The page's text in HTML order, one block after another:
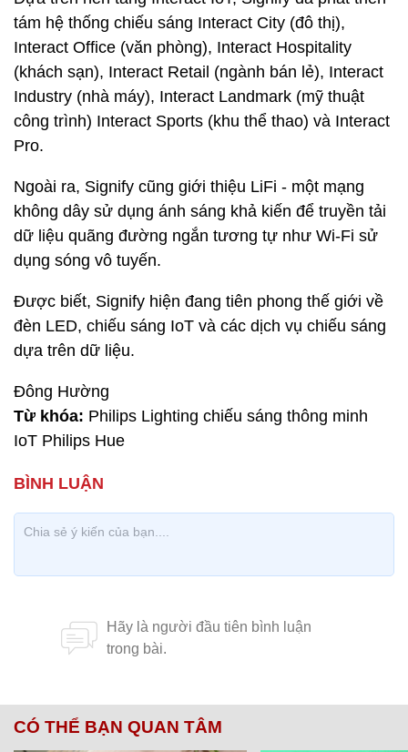
tám hệ thống chiếu sáng Interact City (đô thị),
Interact Office (văn phòng), Interact Hospitality
(khách sạn), Interact Retail (ngành bán lẻ), Interact
Industry (nhà máy), Interact Landmark (mỹ thuật
công trình) Interact Sports (khu thể thao) và Interact
Pro.
Ngoài ra, Signify cũng giới thiệu LiFi - một mạng
không dây sử dụng ánh sáng khả kiến để truyền tải
dữ liệu quãng đường ngắn tương tự như Wi-Fi sử
dụng sóng vô tuyến.
Được biết, Signify hiện đang tiên phong thế giới về
đèn LED, chiếu sáng IoT và các dịch vụ chiếu sáng
dựa trên dữ liệu.
Đông Hường
Từ khóa: Philips Lighting chiếu sáng thông minh
IoT Philips Hue
CÓ THỂ BẠN QUAN TÂM